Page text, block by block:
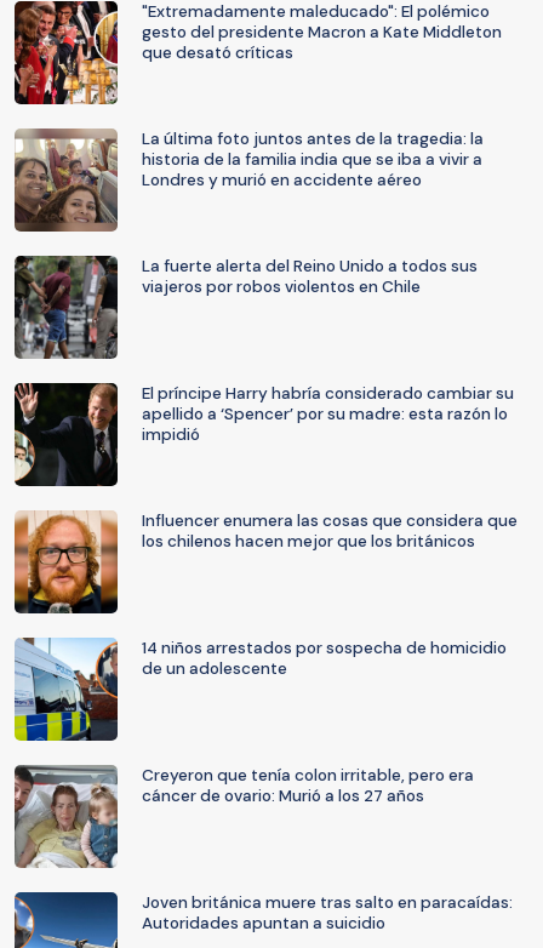
"Extremadamente maleducado": El polémico
gesto del presidente Macron a Kate Middleton
que desató críticas
La última foto juntos antes de la tragedia: la
historia de la familia india que se iba a vivir a
Londres y murió en accidente aéreo
La fuerte alerta del Reino Unido a todos sus
viajeros por robos violentos en Chile
El príncipe Harry habría considerado cambiar su
apellido a ‘Spencer’ por su madre: esta razón lo
impidió
Influencer enumera las cosas que considera que
los chilenos hacen mejor que los británicos
14 niños arrestados por sospecha de homicidio
de un adolescente
Creyeron que tenía colon irritable, pero era
cáncer de ovario: Murió a los 27 años
Joven británica muere tras salto en paracaídas:
Autoridades apuntan a suicidio